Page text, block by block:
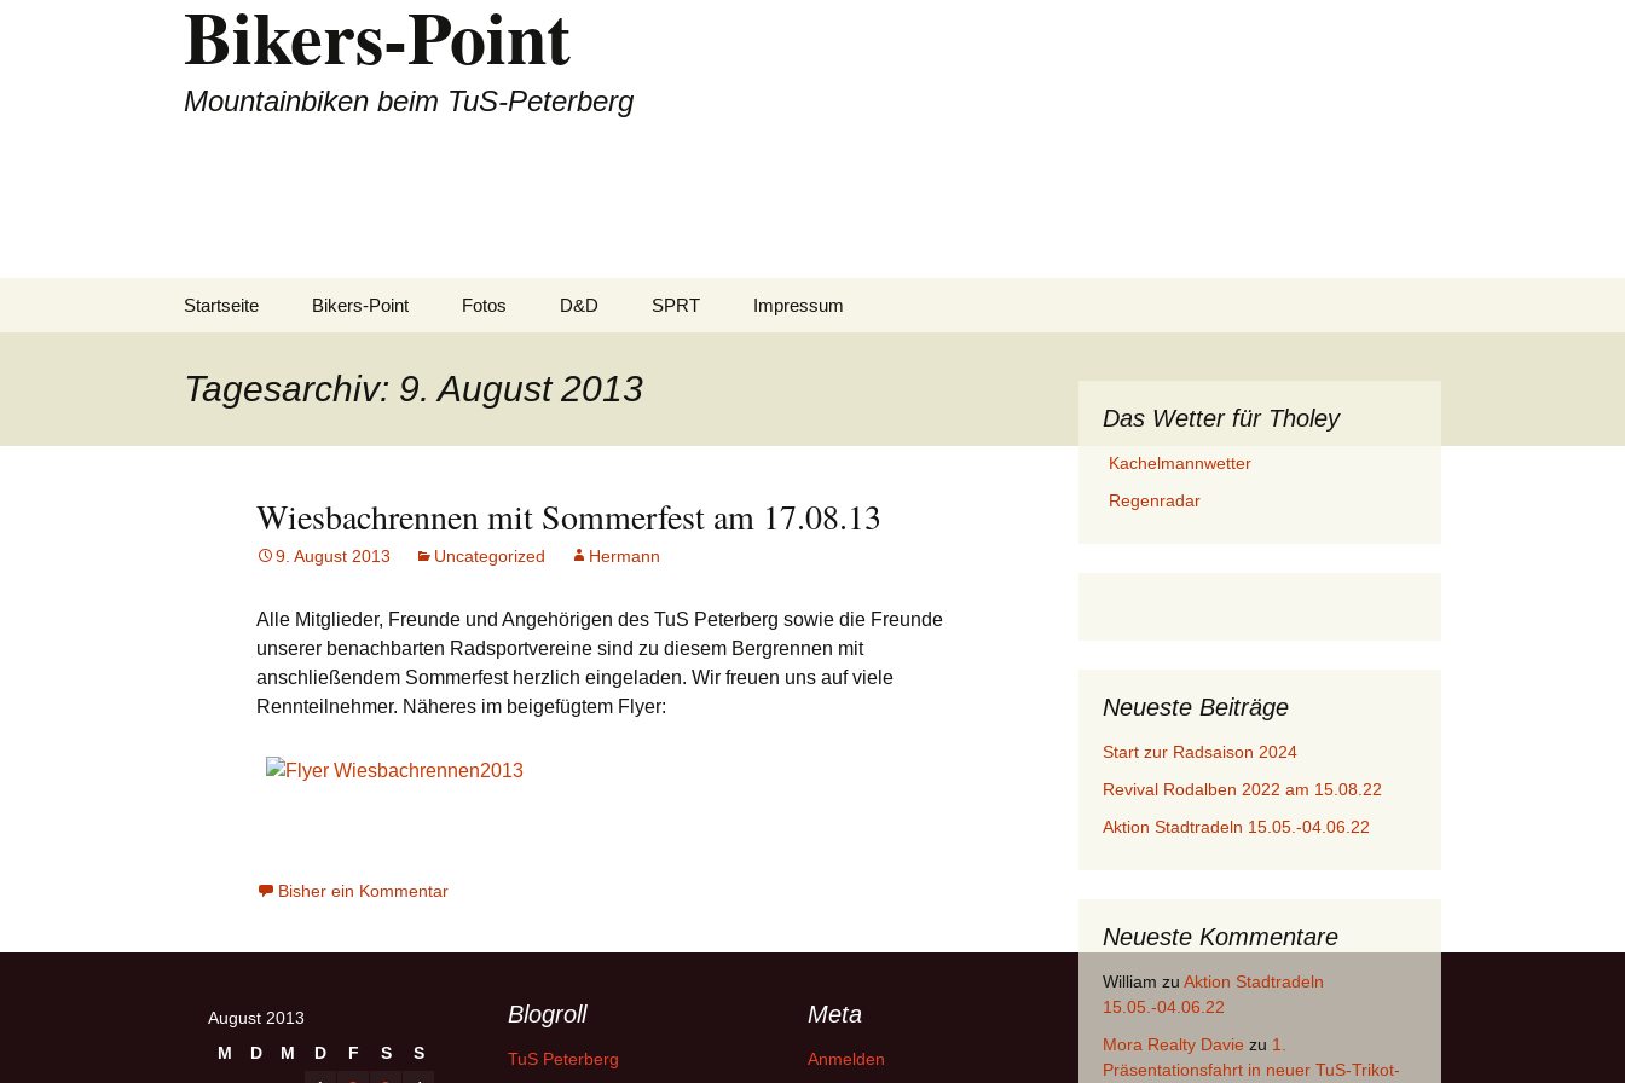
Bikers-Point
Mountainbiken beim TuS-Peterberg
Startseite Bikers-Point Fotos
Alpencross
D&D SPRT
Sponsoren
Bilder
Impressum
Tagesarchiv: 9. August 2013
Wiesbachrennen mit Sommerfest am 17.08.13
9. August 2013 Uncategorized Hermann
Alle Mitglieder, Freunde und Angehörigen des TuS Peterberg sowie die Freunde
unserer benachbarten Radsportvereine sind zu diesem Bergrennen mit
anschließendem Sommerfest herzlich eingeladen. Wir freuen uns auf viele
Rennteilnehmer. Näheres im beigefügtem Flyer:
Bisher ein Kommentar
Das Wetter für Tholey
Kachelmannwetter
Regenradar
Neueste Beiträge
Start zur Radsaison 2024
Revival Rodalben 2022 am 15.08.22
Aktion Stadtradeln 15.05.-04.06.22
Neueste Kommentare
William zu Aktion Stadtradeln
15.05.-04.06.22
Mora Realty Davie zu 1.
Präsentationsfahrt in neuer TuS-Trikot-
August 2013
M
D M D F S
S
Blogroll
TuS Peterberg
Meta
Anmelden